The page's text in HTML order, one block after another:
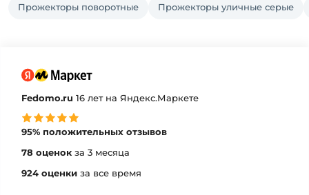
Прожекторы поворотные Прожекторы уличные серые
Fedomo.ru 16 лет на Яндекс.Маркете
95% положительных отзывов
78 оценок за 3 месяца
924 оценки за все время